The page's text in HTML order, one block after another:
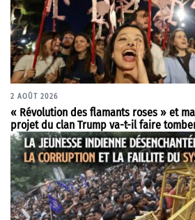
2 AOÛT 2026
« Révolution des flamants roses » et
projet du clan Trump va-t-il faire